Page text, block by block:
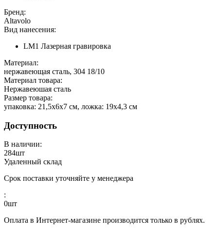
Бренд:
Altavolo
Вид нанесения:
LM1 Лазерная гравировка
Материал:
нержавеющая сталь, 304 18/10
Материал товара:
Нержавеюшая сталь
Размер товара:
упаковка: 21,5х6х7 см, ложка: 19х4,3 см
Доступность
В наличии:
284шт
Удаленный склад
Срок поставки уточняйте у менеджера
:
0шт
Оплата в Интернет-магазине производится только в рублях.